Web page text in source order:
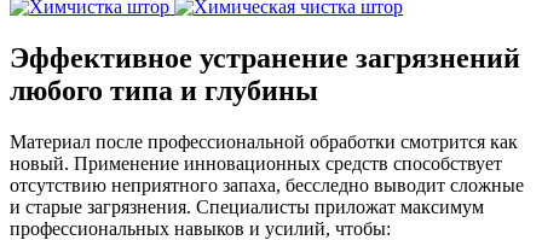
Эффективное устранение загрязнений
любого типа и глубины
Материал после профессиональной обработки смотрится как
новый. Применение инновационных средств способствует
отсутствию неприятного запаха, бесследно выводит сложные
и старые загрязнения. Специалисты приложат максимум
профессиональных навыков и усилий, чтобы: